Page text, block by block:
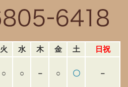
火 水 木 金 土
日祝
○ ○ － ○ 〇 －